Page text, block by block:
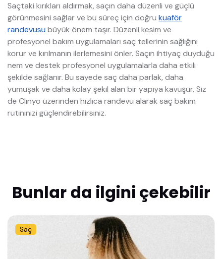
Saçtaki kırıkları aldırmak, saçın daha düzenli ve güçlü
görünmesini sağlar ve bu süreç için doğru kuaför
randevusu büyük önem taşır. Düzenli kesim ve
profesyonel bakım uygulamaları saç tellerinin sağlığını
korur ve kırılmanın ilerlemesini önler. Saçın ihtiyaç duyduğu
nem ve destek profesyonel uygulamalarla daha etkili
şekilde sağlanır. Bu sayede saç daha parlak, daha
yumuşak ve daha kolay şekil alan bir yapıya kavuşur. Siz
de Clinyo üzerinden hızlıca randevu alarak saç bakım
rutininizi güçlendirebilirsiniz.
Bunlar da ilgini çekebilir
Saç